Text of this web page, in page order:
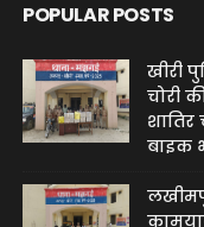
POPULAR POSTS
खीरी
चोरी
शातिर
बाइक